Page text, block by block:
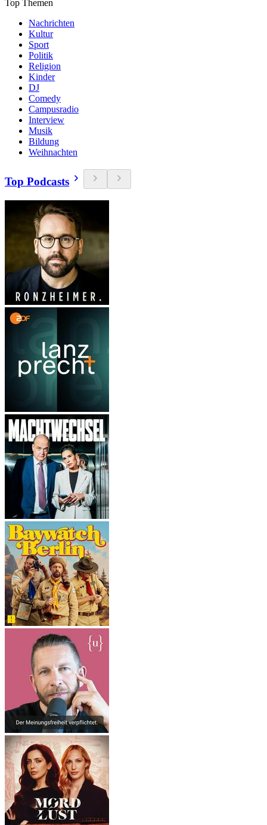
Top Themen
Nachrichten
Kultur
Sport
Politik
Religion
Kinder
DJ
Comedy
Campusradio
Interview
Musik
Bildung
Weihnachten
Top Podcasts